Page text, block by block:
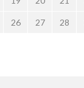
26 27 28